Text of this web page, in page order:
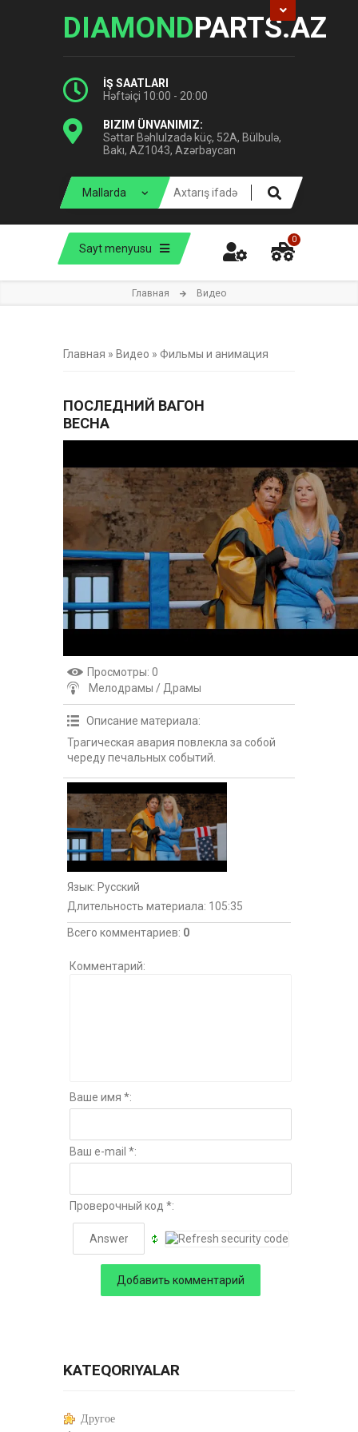
DIAMONDPARTS.AZ
İŞ SAATLARI
Həftəiçi 10:00 - 20:00
BIZIM ÜNVANIMIZ:
Səttar Bəhlulzadə küç, 52A, Bülbulə,
Bakı, AZ1043, Azərbaycan
Sayt menyusu
0
Главная Видео
Главная » Видео » Фильмы и анимация
ПОСЛЕДНИЙ ВАГОН
ВЕСНА
Просмотры: 0
Мелодрамы / Драмы
Описание материала:
Трагическая авария повлекла за собой
череду печальных событий.
Язык: Русский
Длительность материала: 105:35
Всего комментариев: 0
Комментарий:
Ваше имя *:
Ваш e-mail *:
Проверочный код *:
KATEQORIYALAR
Другое